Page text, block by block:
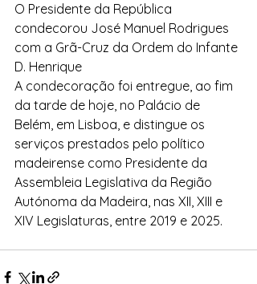
O Presidente da República
condecorou José Manuel Rodrigues
com a Grã-Cruz da Ordem do Infante
D. Henrique
A condecoração foi entregue, ao fim
da tarde de hoje, no Palácio de
Belém, em Lisboa, e distingue os
serviços prestados pelo político
madeirense como Presidente da
Assembleia Legislativa da Região
Autónoma da Madeira, nas XII, XIII e
XIV Legislaturas, entre 2019 e 2025.